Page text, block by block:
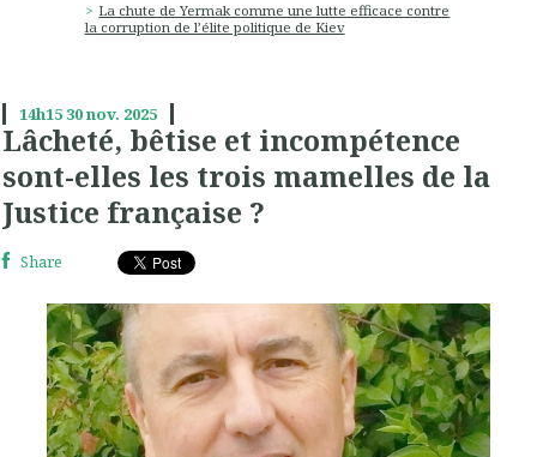
La chute de Yermak comme une lutte efficace contre
la corruption de l’élite politique de Kiev
14h15 30nov. 2025
Lâcheté, bêtise et incompétence
sont-elles les trois mamelles de la
Justice française ?
Share